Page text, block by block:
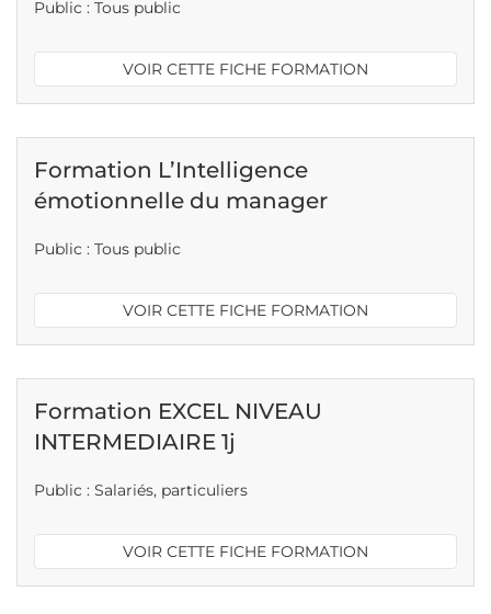
Public : Tous public
VOIR CETTE FICHE FORMATION
Formation L’Intelligence
émotionnelle du manager
Public : Tous public
VOIR CETTE FICHE FORMATION
Formation EXCEL NIVEAU
INTERMEDIAIRE 1j
Public : Salariés, particuliers
VOIR CETTE FICHE FORMATION